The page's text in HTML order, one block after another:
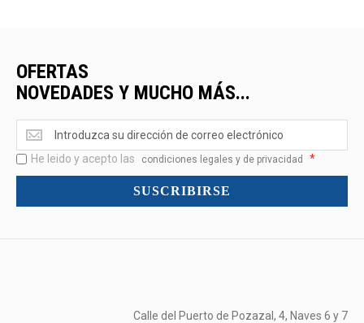
OFERTAS
NOVEDADES Y MUCHO MÁS...
Ofertas
<br>Novedades
y
mucho
He leido y acepto las condiciones legales y de privacidad *
SUSCRIBIRSE
Calle del Puerto de Pozazal, 4, Naves 6 y 7